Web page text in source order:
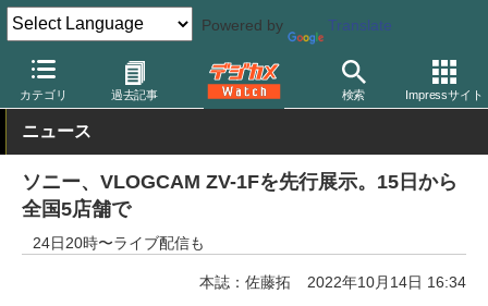
Powered by Translate
カテゴリ 過去記事 検索 Impressサイト
デジカメ Watch カメラ レンズ一体型（コンパクト）カメラ ソ
ニュース
ソニー、VLOGCAM ZV-1Fを先行展示。15日から
全国5店舗で
24日20時〜ライブ配信も
本誌：佐藤拓 2022年10月14日 16:34